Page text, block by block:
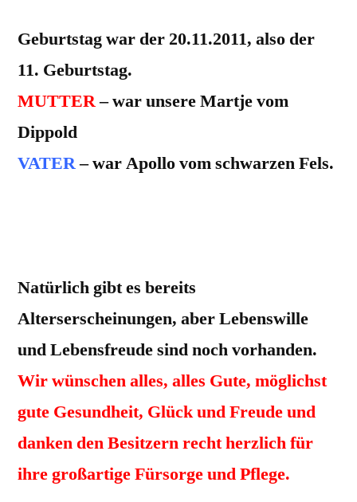
Geburtstag war der 20.11.2011, also der
11. Geburtstag.
MUTTER– war unsere Martje vom
Dippold
VATER– war Apollo vom schwarzen Fels.
Natürlich gibt es bereits
Alterserscheinungen, aber Lebenswille
und Lebensfreude sind noch vorhanden.
Wir wünschen alles, alles Gute, möglichst
gute Gesundheit, Glück und Freude und
danken den Besitzern recht herzlich für
ihre großartige Fürsorge und Pflege.